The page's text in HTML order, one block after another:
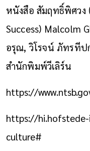
หนังสือ สัมฤทธิ์พิศวง
Success) Malcolm
อรุณ, วิโรจน์ ภัทรที
สำนักพิมพ์วีเลิร์น
https://
https://
culture#